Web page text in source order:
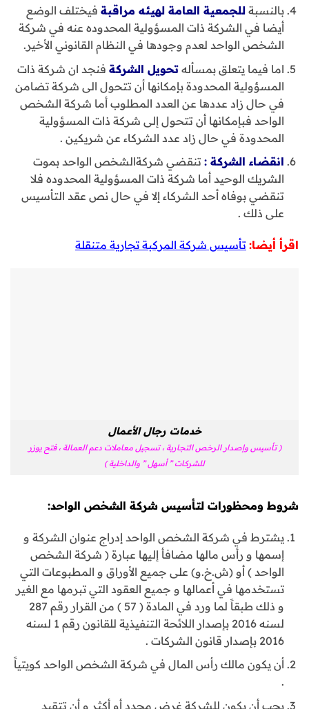
بالنسبة للجمعية العامة لهيئه مراقبةفيختلف الوضع
أيضا في الشركة ذات المسؤولية المحدوده عنه في شركة
الشخص الواحد لعدم وجودها في النظام القانوني الأخير.
اما فيما يتعلق بمسأله تحويل الشركةفنجد ان شركة ذات
المسؤولية المحدودة بإمكانها أن تتحول الى شركة تضامن
في حال زاد عددها عن العدد المطلوب أما شركة الشخص
الواحد فبإمكانها أن تتحول إلى شركة ذات المسؤولية
المحدودة في حال زاد عدد الشركاء عن شريكين .
انقضاء الشركة :تنقضي شركةالشخص الواحد بموت
الشريك الوحيد أما شركة ذات المسؤولية المحدوده فلا
تنقضي بوفاه أحد الشركاء إلا في حال نص عقد التأسيس
على ذلك .
اقرأ أيضا: تأسيس شركة المركبة تجارية متنقلة
خدمات رجال الأعمال
( تأسيس وإصدار الرخص التجارية ، تسجيل معاملات دعم العمالة ، فتح يوزر
للشركات ” أسهل ” والداخلية )
شروط ومحظورات لتأسيس شركة الشخص الواحد:
يشترط في شركة الشخص الواحد إدراج عنوان الشركة و
إسمها و رأس مالها مضافأ إليها عبارة ( شركة الشخص
الواحد ) أو (ش.خ.و) على جميع الأوراق و المطبوعات التي
تستخدمها في أعمالها و جميع العقود التي تبرمها مع الغير
و ذلك طبقاً لما ورد في المادة ( 57 ) من القرار رقم 287
لسنه 2016 بإصدار اللائحة التنفيذية للقانون رقم 1 لسنه
2016 بإصدار قانون الشركات .
أن يكون مالك رأس المال في شركة الشخص الواحد كويتياً
.
يجب أن يكون للشركة غرض محدد أو أكثر و أن تتقيد